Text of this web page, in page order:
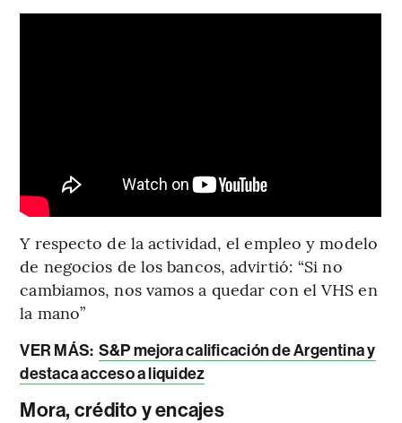
Y respecto de la actividad, el empleo y modelo
de negocios de los bancos, advirtió: “Si no
cambiamos, nos vamos a quedar con el VHS en
la mano”
VER MÁS: S&P mejora calificación de Argentina y
destaca acceso a liquidez
Mora, crédito y encajes